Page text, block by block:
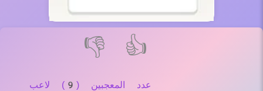
👍
👎
عدد المعجبين (9) لاعب